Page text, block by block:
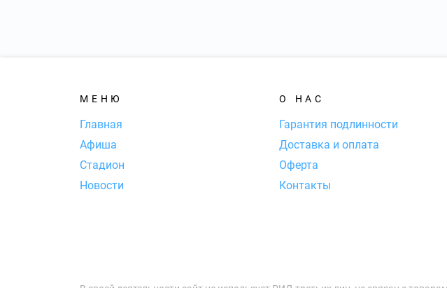
МЕНЮ
Главная
Афиша
Стадион
Новости
О НАС
Гарантия подлинности
Доставка и оплата
Оферта
Контакты